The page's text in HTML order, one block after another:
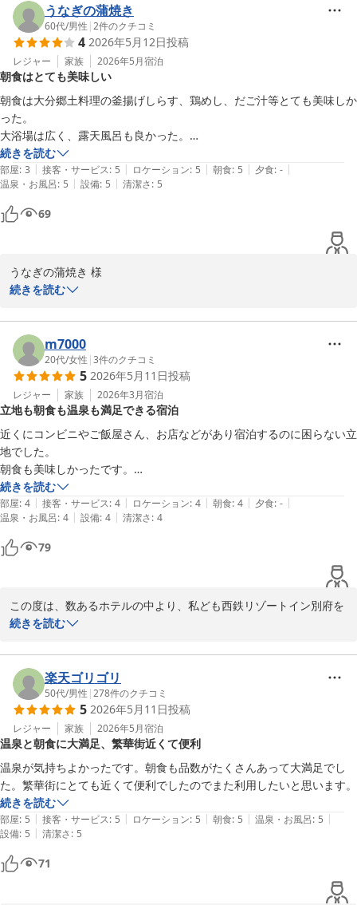
した。
貴重なご意見として受取り、改善を目指してまいります。
お客様に更なる満足をしていただける様、スタッフ一同精進して参
ります。
またのご来館心よりお待ち申し上げております。
西鉄リゾートイン別府 田中
西鉄リゾートイン別府
2026-05-23
うなぎの蒲焼き
60代/男性 |2件のクチコミ
4 2026年5月12日投稿
レジャー 家族 2026年5月宿泊
朝食はとても美味しい
朝食は大分郷土料理の釜揚げしらす、鶏めし、だご汁等とても美味しか
った。
大浴場は広く、露天風呂も良かった。
部屋のバストイレが下水臭かったのが残念だった。建物は古いが清掃は
行き届いていた。
続きを読む
部屋: 3 | 接客・サービス: 5 | ロケーション: 5 | 朝食: 5 | 夕食: - |
温泉・お風呂: 5 | 設備: 5 | 清潔さ: 5
69
うなぎの蒲焼き 様
この度は西鉄リゾートイン別府にご宿泊頂きありがとうございまし
また、お忙しい中クチコミのご投稿頂き重ねてお礼申し上げます。
当館の朝食、大浴場や清掃にお褒めの言葉を頂戴し大変嬉しく思い
ます。
清掃についてバスルームの臭いがあったとの事で残念な思いをさせ
てしまい申し訳ございません。
清掃時の臭い確認を再度、徹底して参ります。
また別府へお越しの際はぜひ西鉄リゾートイン別府を候補に入れて
いただけましたら幸いです。
西鉄リゾートイン別府　橋本
西鉄リゾートイン別府
2026-05-14
続きを読む
m7000
20代/女性 |3件のクチコミ
5 2026年5月11日投稿
レジャー 家族 2026年3月宿泊
立地も朝食も温泉も満足できる宿泊
近くにコンビニやご飯屋さん、お店などがあり宿泊するのに困らない立
地でした。
朝食も美味しかったです。
温泉も綺麗に清掃されており気持ちよかったです。
宿泊費用も安く満足です！
続きを読む
部屋: 4 | 接客・サービス: 4 | ロケーション: 4 | 朝食: 4 | 夕食: - |
温泉・お風呂: 4 | 設備: 4 | 清潔さ: 4
79
この度は、数あるホテルの中より、私ども西鉄リゾートイン別府を
ご利用いただきまして、誠にありがとうございます。
ご滞在中、快適にお過ごしいただけたご様子で
スタッフ一同、大変嬉しく存じます。
貴重なご意見ありがとうございました。
今後もお選びいただいたお客様のご期待に沿うことが出来るよう
より一層、お客さまの立場に立った業務改善に真摯に取り組み、
サービスの向上に努めてまいります。
また機会がございましたら、是非西鉄リゾートイン別府をご利用い
ただきますよう、お願い申し上げます。
次回お目にかかれます日を、スタッフ一同、心より楽しみにいたし
ております。
続きを読む
楽天ゴリゴリ
50代/男性 |278件のクチコミ
5 2026年5月11日投稿
レジャー 家族 2026年5月宿泊
温泉と朝食に大満足、繁華街近くて便利
温泉が気持ちよかったです。朝食も品数がたくさんあって大満足でし
た。繁華街にとても近くて便利でしたのでまた利用したいと思います。
続きを読む
部屋: 5 | 接客・サービス: 5 | ロケーション: 5 | 朝食: 5 | 温泉・お風呂: 5 |
設備: 5 | 清潔さ: 5
71